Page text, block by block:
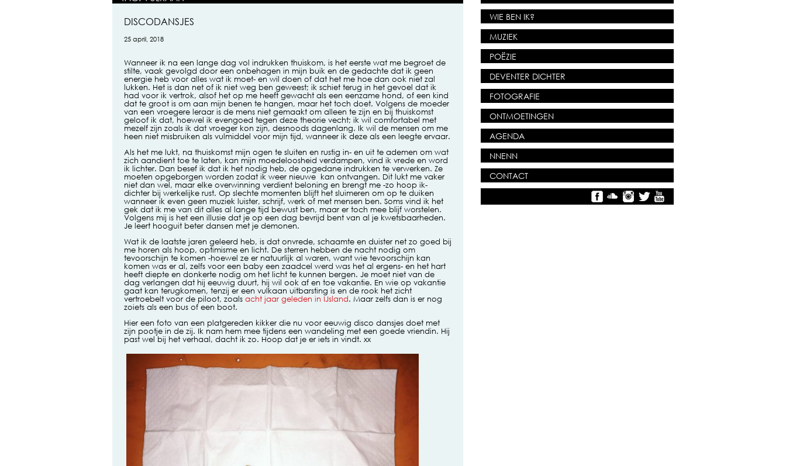
DISCODANSJES
25 april, 2018
Wanneer ik na een lange dag vol indrukken thuiskom, is het eerste wat me begroet de
stilte, vaak gevolgd door een onbehagen in mijn buik en de gedachte dat ik geen
energie heb voor alles wat ik moet- en wil doen of dat het me hoe dan ook niet zal
lukken. Het is dan net of ik niet weg ben geweest; ik schiet terug in het gevoel dat ik
had voor ik vertrok, alsof het op me heeft gewacht als een eenzame hond, of een kind
dat te groot is om aan mijn benen te hangen, maar het toch doet. Volgens de moeder
van een vroegere leraar is de mens niet gemaakt om alleen te zijn en bij thuiskomst
geloof ik dat, hoewel ik evengoed tegen deze theorie vecht; ik wil comfortabel met
mezelf zijn zoals ik dat vroeger kon zijn, desnoods dagenlang. Ik wil de mensen om me
heen niet misbruiken als vulmiddel voor mijn tijd, wanneer ik deze als een leegte ervaar.
Als het me lukt, na thuiskomst mijn ogen te sluiten en rustig in- en uit te ademen om wat
zich aandient toe te laten, kan mijn moedeloosheid verdampen, vind ik vrede en word
ik lichter. Dan besef ik dat ik het nodig heb, de opgedane indrukken te verwerken. Ze
moeten opgeborgen worden zodat ik weer nieuwe kan ontvangen. Dit lukt me vaker
niet dan wel, maar elke overwinning verdient beloning en brengt me -zo hoop ik-
dichter bij werkelijke rust. Op slechte momenten blijft het sluimeren om op te duiken
wanneer ik even geen muziek luister, schrijf, werk of met mensen ben. Soms vind ik het
gek dat ik me van dit alles al lange tijd bewust ben, maar er toch mee blijf worstelen.
Volgens mij is het een illusie dat je op een dag bevrijd bent van al je kwetsbaarheden.
Je leert hooguit beter dansen met je demonen.
Wat ik de laatste jaren geleerd heb, is dat onvrede, schaamte en duister net zo goed bij
me horen als hoop, optimisme en licht. De sterren hebben de nacht nodig om
tevoorschijn te komen -hoewel ze er natuurlijk al waren, want wie tevoorschijn kan
komen was er al, zelfs voor een baby een zaadcel werd was het al ergens- en het hart
heeft diepte en donkerte nodig om het licht te kunnen bergen. Je moet niet van de
dag verlangen dat hij eeuwig duurt, hij wil ook af en toe vakantie. En wie op vakantie
gaat kan terugkomen, tenzij er een vulkaan uitbarsting is en de rook het zicht
vertroebelt voor de piloot, zoals acht jaar geleden in IJsland. Maar zelfs dan is er nog
zoiets als een bus of een boot.
Hier een foto van een platgereden kikker die nu voor eeuwig disco dansjes doet met
zijn pootje in de zij. Ik nam hem mee tijdens een wandeling met een goede vriendin. Hij
past wel bij het verhaal, dacht ik zo. Hoop dat je er iets in vindt. xx
WIE BEN IK?
MUZIEK
POËZIE
DEVENTER DICHTER
FOTOGRAFIE
ONTMOETINGEN
AGENDA
NNENN
CONTACT